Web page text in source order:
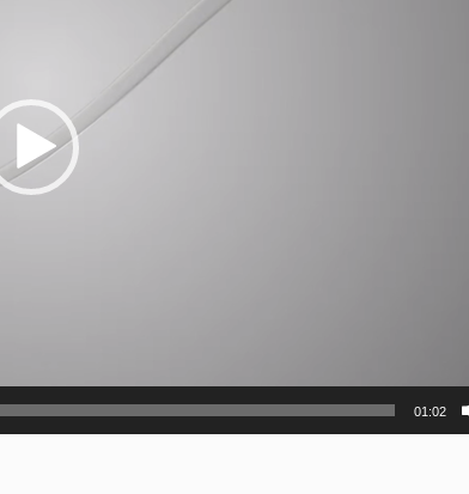
01:02